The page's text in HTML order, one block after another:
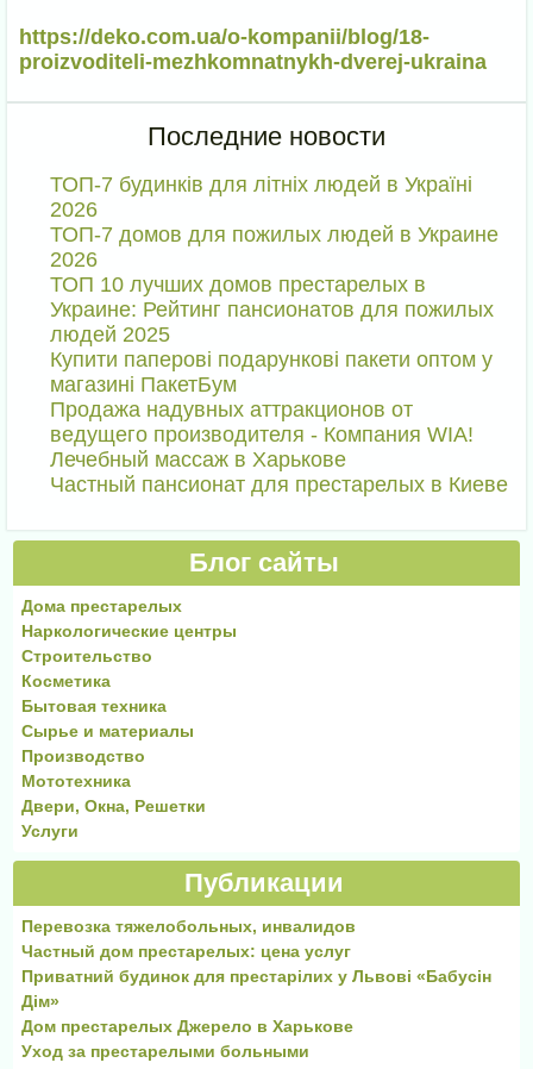
https://deko.com.ua/o-kompanii/blog/18-
proizvoditeli-mezhkomnatnykh-dverej-ukraina
Последние новости
ТОП-7 будинків для літніх людей в Україні
2026
ТОП-7 домов для пожилых людей в Украине
2026
ТОП 10 лучших домов престарелых в
Украине: Рейтинг пансионатов для пожилых
людей 2025
Купити паперові подарункові пакети оптом у
магазині ПакетБум
Продажа надувных аттракционов от
ведущего производителя - Компания WIA!
Лечебный массаж в Харькове
Частный пансионат для престарелых в Киеве
Блог сайты
Дома престарелых
Наркологические центры
Строительство
Косметика
Бытовая техника
Сырье и материалы
Производство
Мототехника
Двери, Окна, Решетки
Услуги
Публикации
Перевозка тяжелобольных, инвалидов
Частный дом престарелых: цена услуг
Приватний будинок для престарілих у Львові «Бабусін
Дім»
Дом престарелых Джерело в Харькове
Уход за престарелыми больными